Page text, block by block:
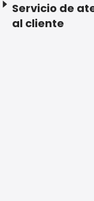
Servicio de
al cliente